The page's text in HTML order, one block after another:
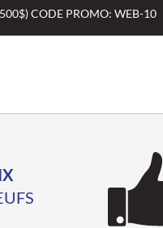
CODE PROMO: WEB-10